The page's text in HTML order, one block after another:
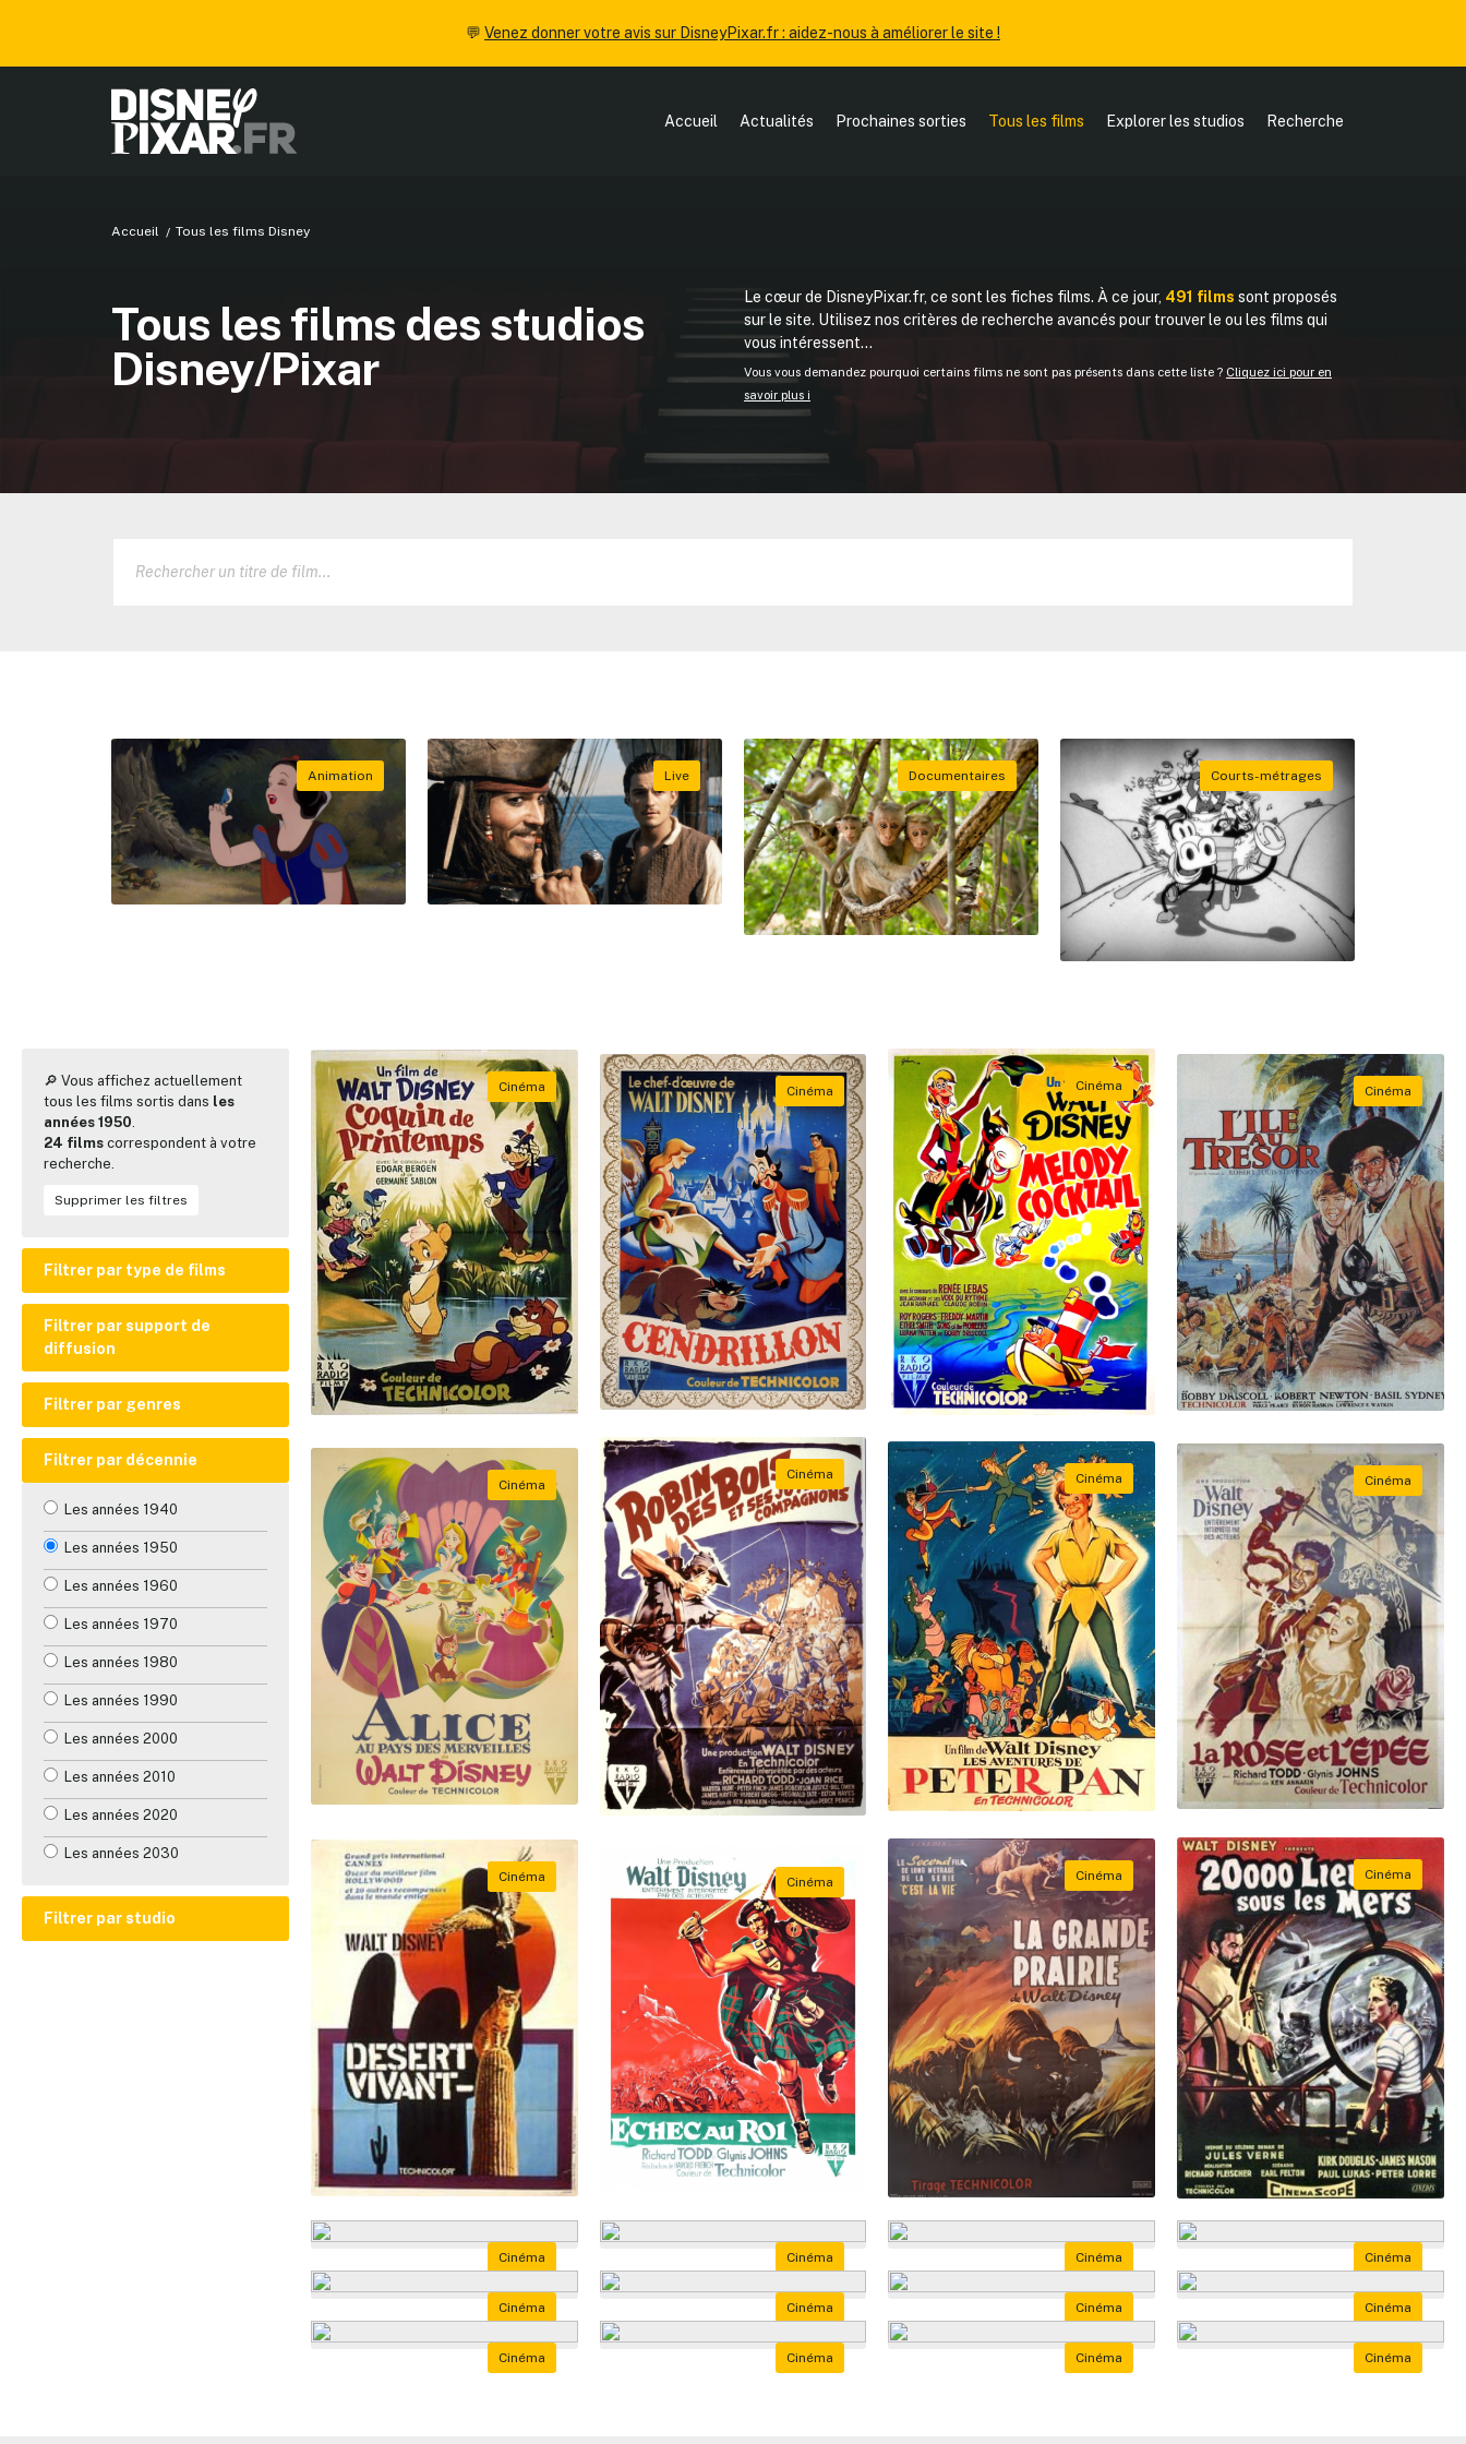
💬 Venez donner votre avis sur DisneyPixar.fr : aidez-nous à améliorer le site !
Accueil Actualités Prochaines sorties Tous les films Explorer les studios Recherche
Accueil Tous les films Disney
Tous les films des studios
Disney/Pixar
Le cœur de DisneyPixar.fr, ce sont les fiches films. À ce jour, 491 films sont proposés
sur le site. Utilisez nos critères de recherche avancés pour trouver le ou les films qui
vous intéressent...
Vous vous demandez pourquoi certains films ne sont pas présents dans cette liste ? Cliquez ici pour en
savoir plus ℹ️
🔎 Vous affichez actuellement
tous les films sortis dans les
années 1950.
24 films correspondent à votre
recherche.
Supprimer les filtres
Filtrer par type de films
Film en prises de vues réelles
Film d'animation
Court ou moyen métrage
Filtrer par support de
diffusion
Cinéma
Disney+
Vidéo
Filtrer par genres
Action
Aventure
Comédie
Documentaire
Drame
Familial
Fantastique
Guerre
Historique
Horreur
Mystère
Filtrer par décennie
Les années 1940
Les années 1950
Les années 1960
Les années 1970
Les années 1980
Les années 1990
Les années 2000
Les années 2010
Les années 2020
Les années 2030
Filtrer par studio